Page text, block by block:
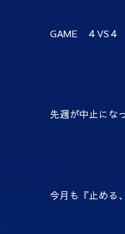
GAME ４VS４
先週が中止にな
今月も『止める